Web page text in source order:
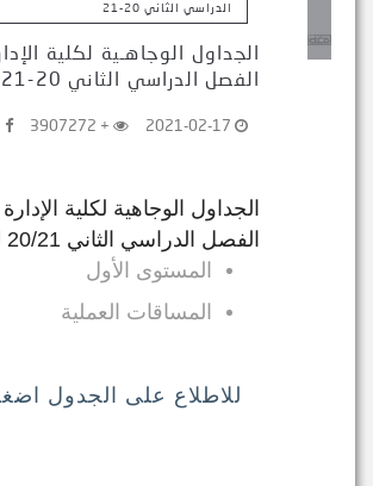
الدراسي الثاني 20-21
الجداول الوجاهـية لكلية
الفصل الدراسي الثاني 20-21
+ 3907272
الجداول الوجاهية لكلية الإدارة
الفصل الدراسي الثاني 20/21 لكل من
المستوى الأول
المساقات العملية
للاطلاع على الجدول